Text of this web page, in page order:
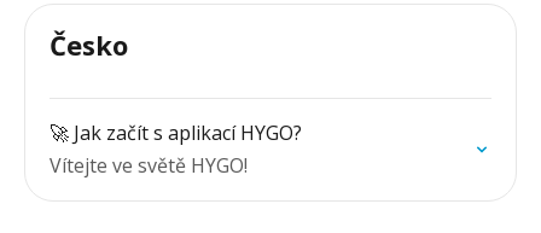
Česko
🚀 Jak začít s aplikací HYGO?
Vítejte ve světě HYGO!